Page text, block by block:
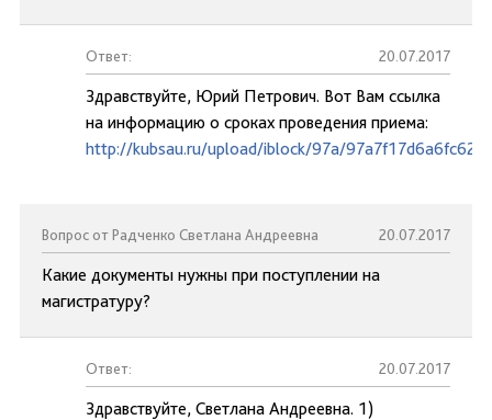
Ответ: 20.07.2017
Здравствуйте, Юрий Петрович. Вот Вам ссылка
на информацию о сроках проведения приема:
http://kubsau.ru/upload/iblock/97a/
Вопрос от Радченко Светлана Андреевна 20.07.2017
Какие документы нужны при поступлении на
магистратуру?
Ответ: 20.07.2017
Здравствуйте, Светлана Андреевна. 1)